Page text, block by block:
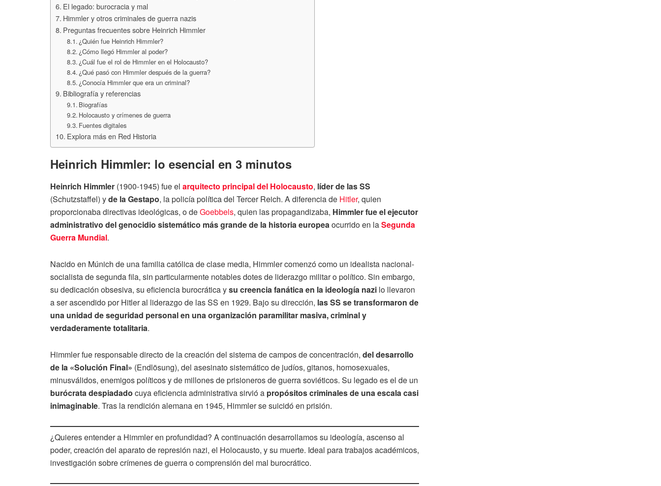
El legado: burocracia y mal
Himmler y otros criminales de guerra nazis
Preguntas frecuentes sobre Heinrich Himmler
¿Quién fue Heinrich Himmler?
¿Cómo llegó Himmler al poder?
¿Cuál fue el rol de Himmler en el Holocausto?
¿Qué pasó con Himmler después de la guerra?
¿Conocía Himmler que era un criminal?
Bibliografía y referencias
Biografías
Holocausto y crímenes de guerra
Fuentes digitales
Explora más en Red Historia
Heinrich Himmler: lo esencial en 3 minutos
Heinrich Himmler (1900-1945) fue el arquitecto principal del Holocausto, líder de las SS
(Schutzstaffel) yde la Gestapo, la policía política del Tercer Reich. A diferencia de Hitler, quien
proporcionaba directivas ideológicas, o deGoebbels, quien las propagandizaba, Himmler fue el ejecutor
administrativo del genocidio sistemático más grande de la historia europeaocurrido en laSegunda
Guerra Mundial.
Nacido en Múnich de una familia católica de clase media, Himmler comenzó como un idealista nacional-
socialista de segunda fila, sin particularmente notables dotes de liderazgo militar o político. Sin embargo,
su dedicación obsesiva, su eficiencia burocrática ysu creencia fanática en la ideología nazi lo llevaron
a ser ascendido por Hitler al liderazgo de las SS en 1929. Bajo su dirección, las SS se transformaron de
una unidad de seguridad personal en una organización paramilitar masiva, criminal y
verdaderamente totalitaria.
Himmler fue responsable directo de la creación del sistema de campos de concentración, del desarrollo
de la «Solución Final» (Endlösung), del asesinato sistemático de judíos, gitanos, homosexuales,
minusválidos, enemigos políticos y de millones de prisioneros de guerra soviéticos. Su legado es el de un
burócrata despiadado cuya eficiencia administrativa sirvió a propósitos criminales de una escala casi
inimaginable. Tras la rendición alemana en 1945, Himmler se suicidó en prisión.
¿Quieres entender a Himmler en profundidad? A continuación desarrollamos su ideología, ascenso al
poder, creación del aparato de represión nazi, el Holocausto, y su muerte. Ideal para trabajos académicos,
investigación sobre crímenes de guerra o comprensión del mal burocrático.